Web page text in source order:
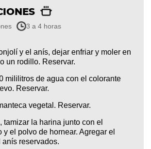
3 a 4 horas
y el anís, dejar enfriar y moler en
un rodillo. Reservar.
mililitros de agua con el colorante
Reservar.
vegetal. Reservar.
tamizar la harina junto con el
y el polvo de hornear. Agregar el
reservados.